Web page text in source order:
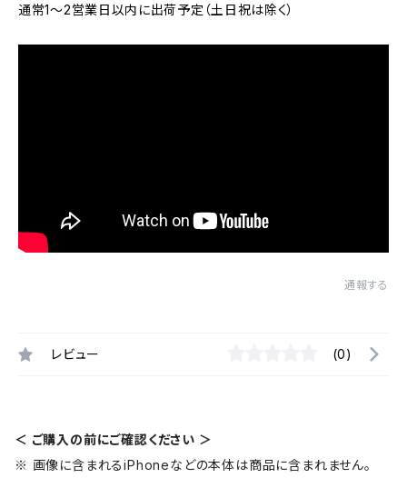
通常1～2営業日以内に出荷予定（土日祝は除く）
通報する
レビュー (0)
＜ ご購入の前にご確認ください ＞
※ 画像に含まれるiPhoneなどの本体は商品に含まれません。